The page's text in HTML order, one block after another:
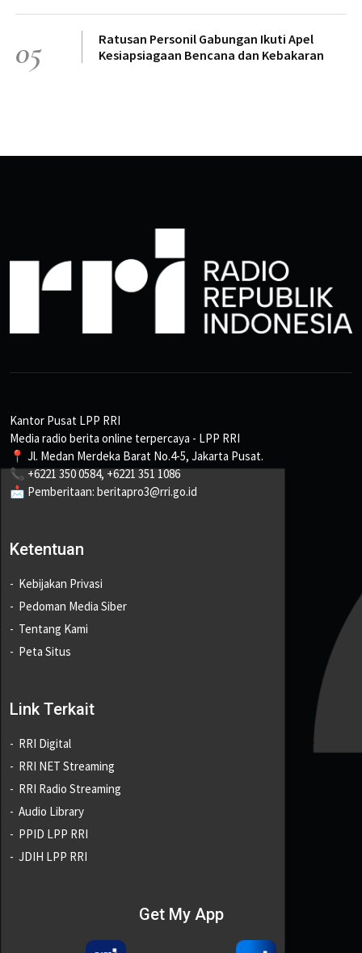
05
Ratusan Personil Gabungan Ikuti Apel
Kesiapsiagaan Bencana dan Kebakaran
Kantor Pusat LPP RRI
Media radio berita online terpercaya - LPP RRI
📍 Jl. Medan Merdeka Barat No.4-5, Jakarta Pusat.
📞 +6221 350 0584, +6221 351 1086
📩 Pemberitaan: beritapro3@rri.go.id
Ketentuan
Kebijakan Privasi
Pedoman Media Siber
Tentang Kami
Peta Situs
Link Terkait
RRI Digital
RRI NET Streaming
RRI Radio Streaming
Audio Library
PPID LPP RRI
JDIH LPP RRI
Get My App